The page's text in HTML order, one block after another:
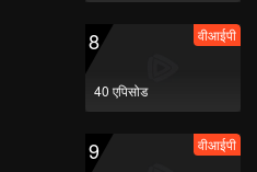
8
40 एपिसोड
वीआईपी
9 वीआईपी